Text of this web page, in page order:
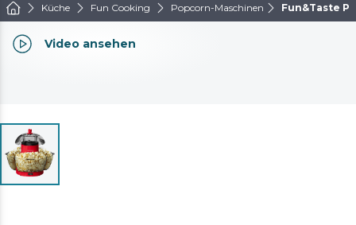
Küche Fun Cooking Popcorn-Maschinen Fun&Taste
Video ansehen